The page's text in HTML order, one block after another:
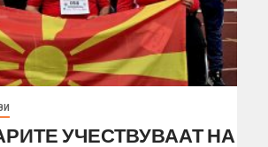
УЧЕСТВУВААТ НА